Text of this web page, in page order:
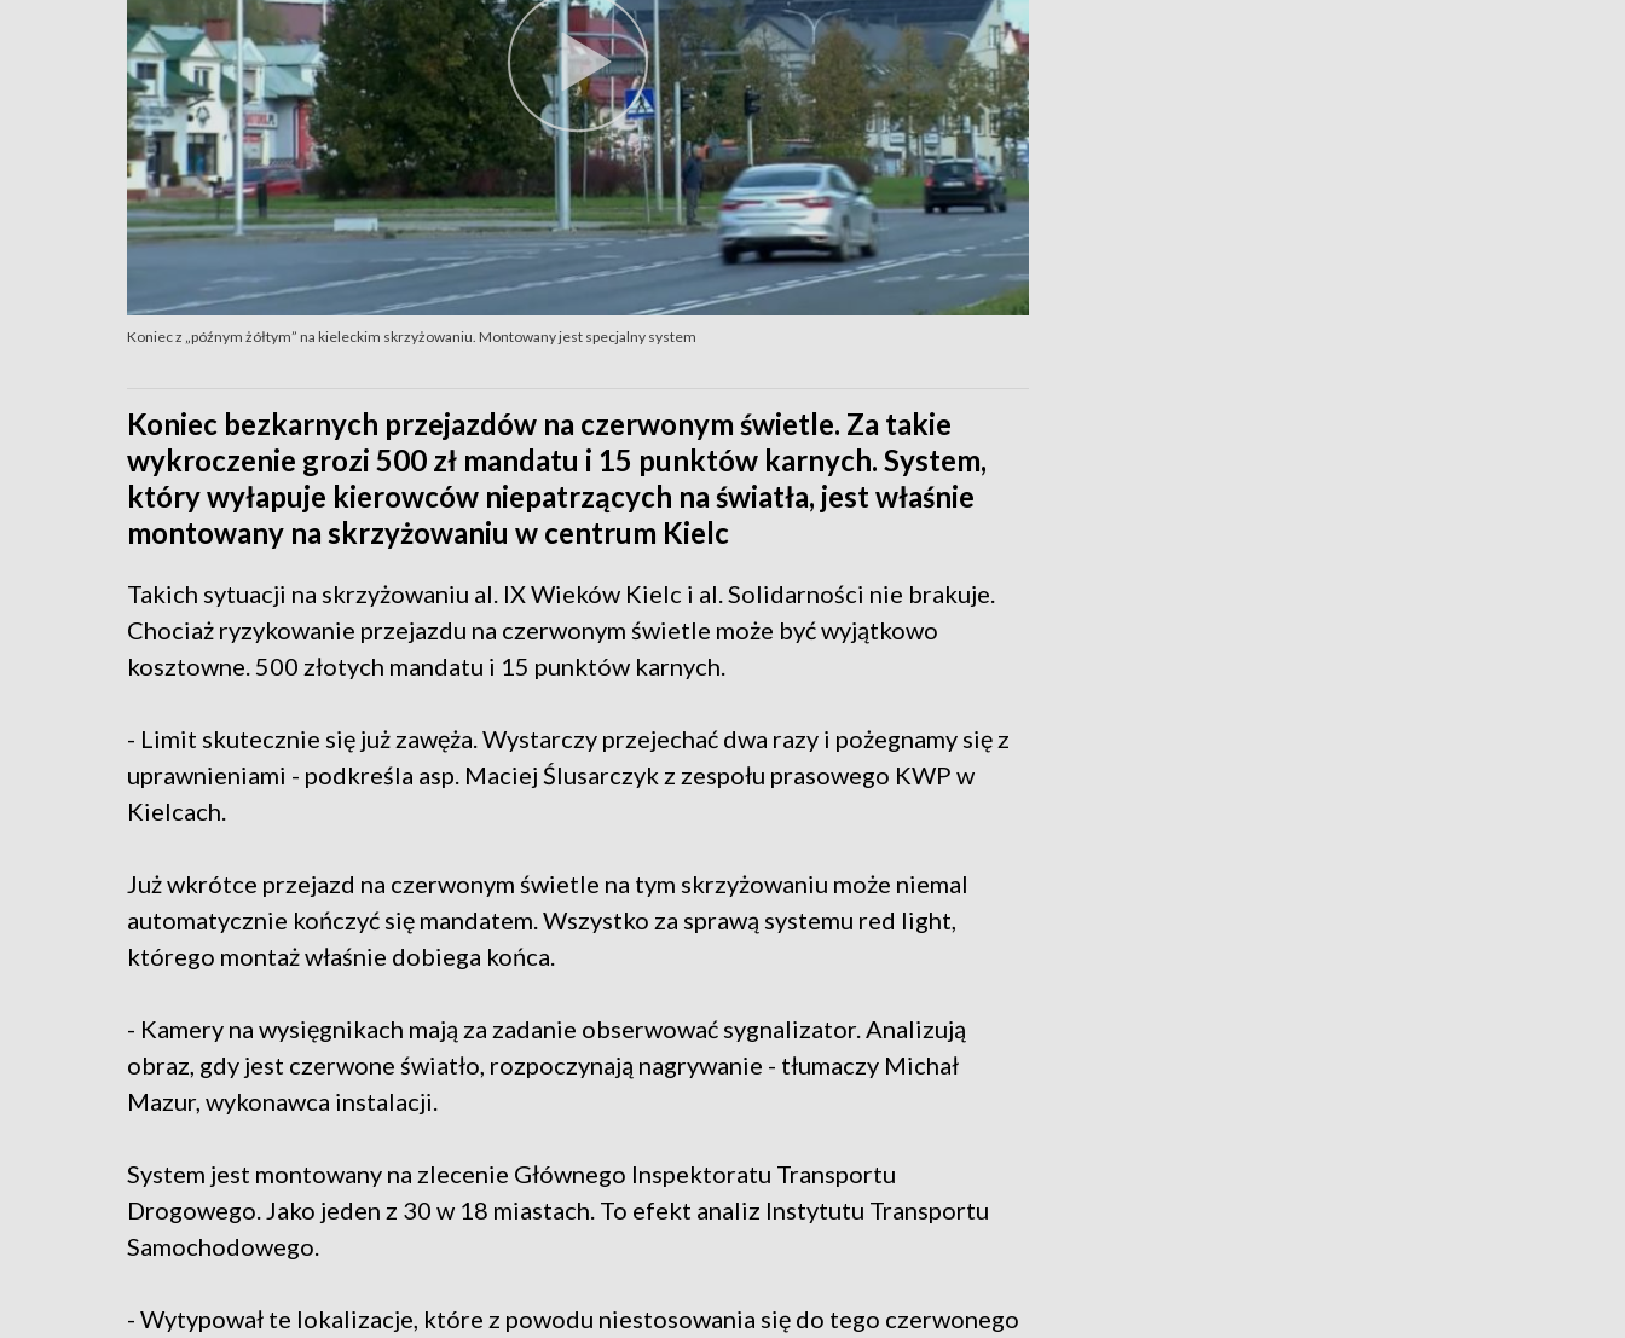
Koniec z „późnym żółtym” na kieleckim skrzyżowaniu. Montowany jest specjalny system
Koniec bezkarnych przejazdów na czerwonym świetle. Za takie
wykroczenie grozi 500 zł mandatu i 15 punktów karnych. System,
który wyłapuje kierowców niepatrzących na światła, jest właśnie
montowany na skrzyżowaniu w centrum Kielc
Takich sytuacji na skrzyżowaniu al. IX Wieków Kielc i al. Solidarności nie brakuje.
Chociaż ryzykowanie przejazdu na czerwonym świetle może być wyjątkowo
kosztowne. 500 złotych mandatu i 15 punktów karnych.
- Limit skutecznie się już zawęża. Wystarczy przejechać dwa razy i pożegnamy się z
uprawnieniami - podkreśla asp. Maciej Ślusarczyk z zespołu prasowego KWP w
Kielcach.
Już wkrótce przejazd na czerwonym świetle na tym skrzyżowaniu może niemal
automatycznie kończyć się mandatem. Wszystko za sprawą systemu red light,
którego montaż właśnie dobiega końca.
- Kamery na wysięgnikach mają za zadanie obserwować sygnalizator. Analizują
obraz, gdy jest czerwone światło, rozpoczynają nagrywanie - tłumaczy Michał
Mazur, wykonawca instalacji.
System jest montowany na zlecenie Głównego Inspektoratu Transportu
Drogowego. Jako jeden z 30 w 18 miastach. To efekt analiz Instytutu Transportu
Samochodowego.
- Wytypował te lokalizacje, które z powodu niestosowania się do tego czerwonego